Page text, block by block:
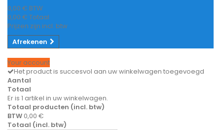
0,00 € BTW
0,00 € Totaal
Prijzen zijn incl. btw
Afrekenen
Your account
Het product is succesvol aan uw winkelwagen toegevoegd
Aantal
Totaal
Er is 1 artikel in uw winkelwagen.
Totaal producten (incl. btw)
BTW 0,00 €
Totaal (incl. btw)